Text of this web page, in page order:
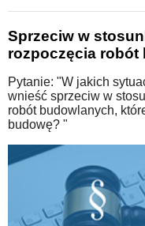
Sprzeciw w
rozpoczęcia robót
Pytanie: "W jakich
wnieść sprzeciw w
robót budowlanych,
budowę? "